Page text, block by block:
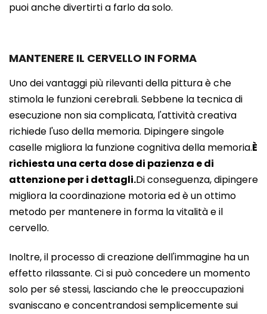
puoi anche divertirti a farlo da solo.
MANTENERE IL CERVELLO IN FORMA
Uno dei vantaggi più rilevanti della pittura è che
stimola le funzioni cerebrali. Sebbene la tecnica di
esecuzione non sia complicata, l'attività creativa
richiede l'uso della memoria. Dipingere singole
caselle migliora la funzione cognitiva della memoria.È
richiesta una certa dose di pazienza e di
attenzione per i dettagli.Di conseguenza, dipingere
migliora la coordinazione motoria ed è un ottimo
metodo per mantenere in forma la vitalità e il
cervello.
Inoltre, il processo di creazione dell'immagine ha un
effetto rilassante. Ci si può concedere un momento
solo per sé stessi, lasciando che le preoccupazioni
svaniscano e concentrandosi semplicemente sui